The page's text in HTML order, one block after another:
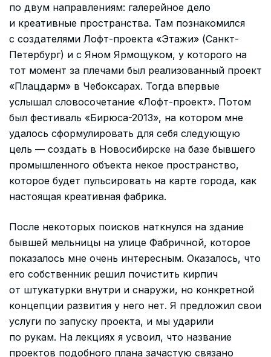
по двум направлениям: галерейное дело
и креативные пространства. Там познакомился
с создателями Лофт-проекта «Этажи» (Санкт-
Петербург) и с Яном Ярмощуком, у которого на
тот момент за плечами был реализованный проект
«Плацдарм» в Чебоксарах. Тогда впервые
услышал словосочетание «Лофт-проект». Потом
был фестиваль «Бирюса-2013», на котором мне
удалось сформулировать для себя следующую
цель — создать в Новосибирске на базе бывшего
промышленного объекта некое пространство,
которое будет пульсировать на карте города, как
настоящая креативная фабрика.
После некоторых поисков наткнулся на здание
бывшей мельницы на улице Фабричной, которое
показалось мне очень интересным. Оказалось, что
его собственник решил почистить кирпич
от штукатурки внутри и снаружи, но конкретной
концепции развития у него нет. Я предложил свои
услуги по запуску проекта, и мы ударили
по рукам. На лекциях я усвоил, что название
проектов подобного плана зачастую связано